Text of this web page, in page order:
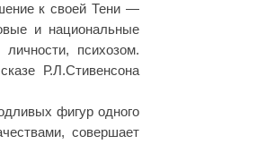
к своей Тени —
и национальные
психозом.
Р.Л.Стивенсона
фигур одного
совершает